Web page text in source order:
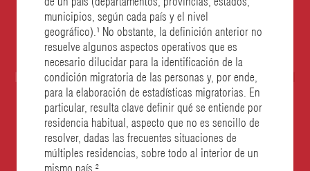
municipios, según cada país y el nivel
geográfico). ¹ No obstante, la definición anterior no
resuelve algunos aspectos operativos que es
necesario dilucidar para la identificación de la
condición migratoria de las personas y, por ende,
para la elaboración de estadísticas migratorias. En
particular, resulta clave definir qué se entiende por
residencia habitual, aspecto que no es sencillo de
resolver, dadas las frecuentes situaciones de
múltiples residencias, sobre todo al interior de un
mismo país.²